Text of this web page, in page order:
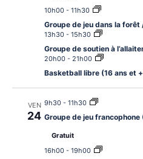
10h00- 11h30
Groupe de jeu dans la
13h30- 15h30
Groupe de soutien à
20h00- 21h00
Basketball libre (16 ans et
VEN
24
9h30- 11h30
Groupe de jeu francophone
Gratuit
16h00- 19h00